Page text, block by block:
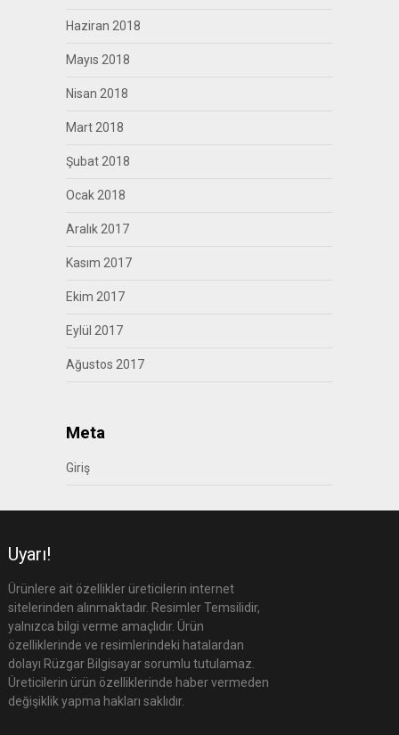
Haziran 2018
Mayıs 2018
Nisan 2018
Mart 2018
Şubat 2018
Ocak 2018
Aralık 2017
Kasım 2017
Ekim 2017
Eylül 2017
Ağustos 2017
Meta
Giriş
Uyarı!
Ürünlere ait özellikler üreticilerin internet
sitelerinden alınmaktadır. Resimler Temsilidir,
yalnızca bilgi verme amaçlıdır. Ürün
özelliklerinde ve resimlerindeki hatalardan
dolayı Rüzgar Bilgisayar sorumlu tutulamaz.
Üreticilerin ürün özelliklerinde haber vermeden
değişiklik yapma hakları saklıdır.